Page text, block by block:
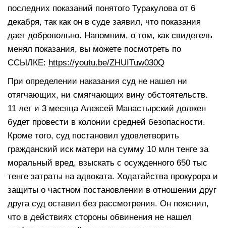
последних показаний понятого Туракулова от 6
декабря, так как он в суде заявил, что показания
дает добровольно. Напомним, о том, как свидетель
менял показания, вы можете посмотреть по
ССЫЛКЕ: https://youtu.be/ZHUITuw030Q
При определении наказания суд не нашел ни
отягчающих, ни смягчающих вину обстоятельств.
11 лет и 3 месяца Алексей Манастырский должен
будет провести в колонии средней безопасности.
Кроме того, суд постановил удовлетворить
гражданский иск матери на сумму 10 млн тенге за
моральный вред, взыскать с осужденного 650 тыс
тенге затраты на адвоката. Ходатайства прокурора и
защиты о частном постановлении в отношении друг
друга суд оставил без рассмотрения. Он пояснил,
что в действиях стороны обвинения не нашел